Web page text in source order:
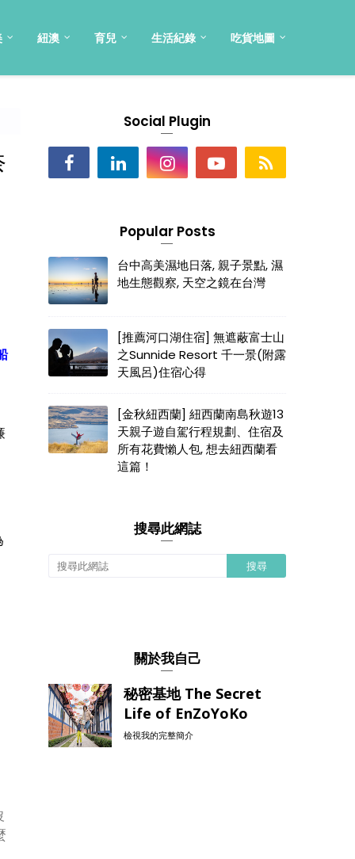
紐澳 育兒 生活紀錄 吃貨地圖
Social Plugin
Popular Posts
台中高美濕地日落, 親子景點, 濕
地生態觀察, 天空之鏡在台灣
[推薦河口湖住宿] 無遮蔽富士山
之Sunnide Resort 千一景(附露
天風呂)住宿心得
[金秋紐西蘭] 紐西蘭南島秋遊13
天親子遊自駕行程規劃、住宿及
所有花費懶人包, 想去紐西蘭看
這篇！
搜尋此網誌
關於我自己
秘密基地 The Secret
Life of EnZoYoKo
檢視我的完整簡介